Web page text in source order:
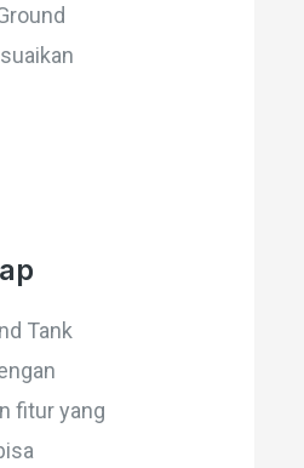
Tank
fitur yang